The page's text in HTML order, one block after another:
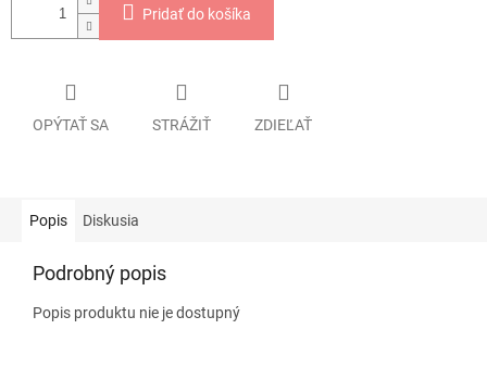
Pridať do košíka
OPÝTAŤ SA STRÁŽIŤ ZDIEĽAŤ
Popis Diskusia
Podrobný popis
Popis produktu nie je dostupný